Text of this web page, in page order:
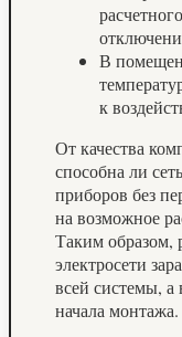
В
к
От качества
способна ли
приборов без
на возможное
Таким образом,
электросети
всей системы,
начала монтажа.